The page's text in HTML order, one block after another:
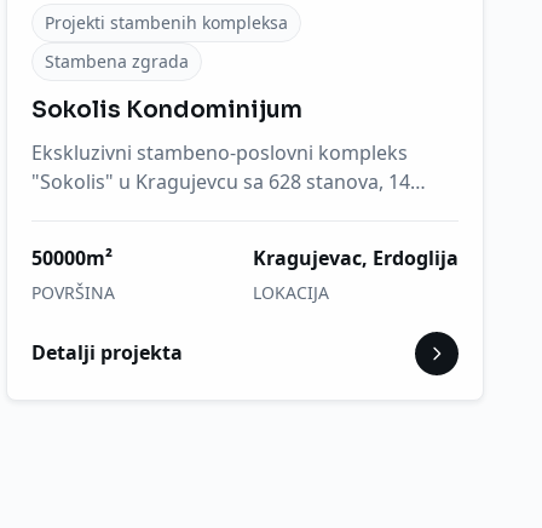
Projekti stambenih kompleksa
Stambena zgrada
Sokolis Kondominijum
Ekskluzivni stambeno-poslovni kompleks
"Sokolis" u Kragujevcu sa 628 stanova, 14
50000m²
POVRŠINA
Kragujevac, Erdoglija
LOKACIJA
Detalji projekta